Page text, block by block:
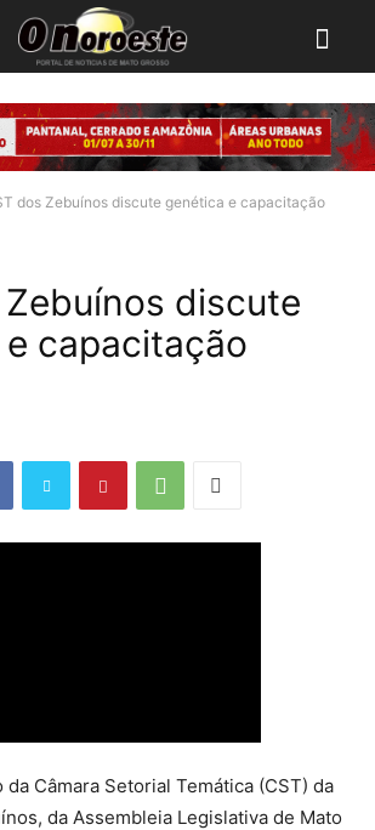
dos Zebuínos discute genética e capacitação
discute
capacitação
Câmara Setorial Temática (CST) da
da Assembleia Legislativa de Mato